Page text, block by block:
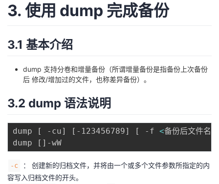
播
活
的
我
者
学
堂
我
Programs
支
持
3. 使用 dump 完成备份
3.1 基本介绍
dump 支持分卷和增量备份（所谓增量备份是指备份上次备份
后 修改/增加过的文件，也称差异备份）。
3.2 dump 语法说明
dump [ -cu] [ -123456789] [ -f <备份后文件名
dump
[ ]
-c
： 创建新的归档文件，并将由一个或多个文件参数所指定的内
容写入归档文件的开头。